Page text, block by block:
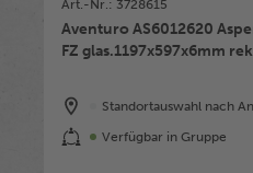
Art.-Nr.: 3728615
Aventuro AS6012620
FZ
Standortauswahl nach
Verfügbar in Gruppe